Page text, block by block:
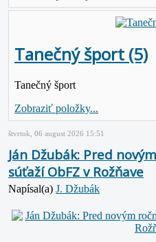
Tanečný šport (5)
Tanečný šport
Zobraziť položky...
štvrtok, 06 august 2026 15:51
Ján Džubák: Pred
súťaží ObFZ v Rožňave
Napísal(a) J. Džubák